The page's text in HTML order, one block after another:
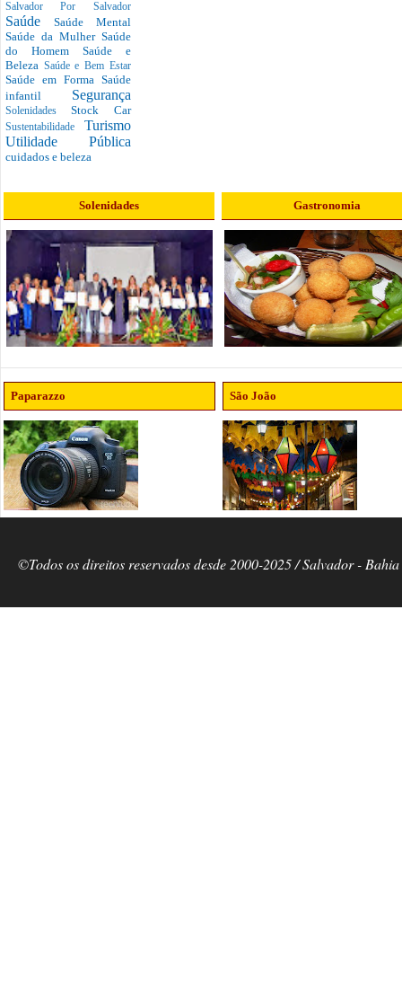
Salvador Por Salvador
Saúde Saúde Mental
Saúde da Mulher Saúde
do Homem Saúde e
Beleza Saúde e Bem Estar
Saúde em Forma Saúde
infantil Segurança
SolenidadesStock Car
Sustentabilidade Turismo
Utilidade Pública
cuidados e beleza
Solenidades Gastronomia
Paparazzo São João
©Todos os direitos reservados desde 2000-2025 / Salvador -